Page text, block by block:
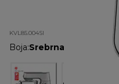
KVL85.004SI
Boja:Srebrna